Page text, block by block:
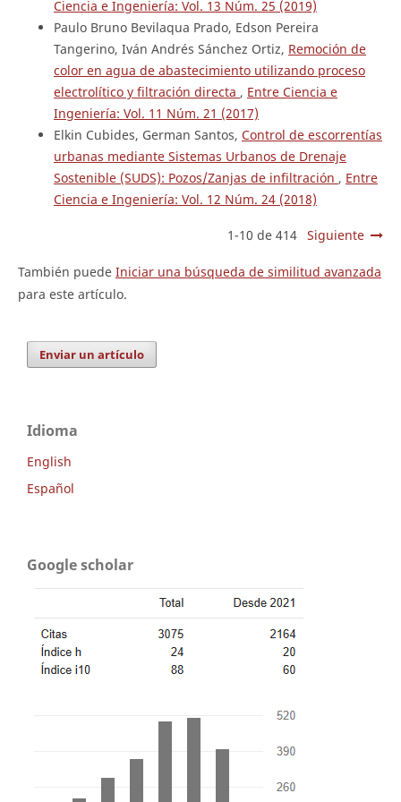
Ciencia e Ingeniería: Vol. 13 Núm. 25 (2019)
Paulo Bruno Bevilaqua Prado, Edson Pereira
Tangerino, Iván Andrés Sánchez Ortiz, Remoción de
color en agua de abastecimiento utilizando proceso
electrolítico y filtración directa , Entre Ciencia e
Ingeniería: Vol. 11 Núm. 21 (2017)
Elkin Cubides, German Santos, Control de escorrentías
urbanas mediante Sistemas Urbanos de Drenaje
Sostenible (SUDS): Pozos/Zanjas de infiltración , Entre
Ciencia e Ingeniería: Vol. 12 Núm. 24 (2018)
1-10 de 414 Siguiente
También puede Iniciar una búsqueda de similitud avanzada
para este artículo.
Enviar un artículo
Idioma
English
Español
Google scholar